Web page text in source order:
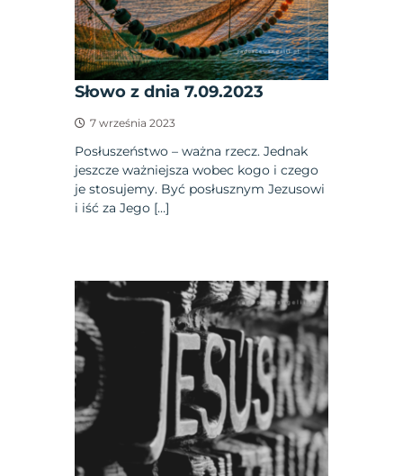
Słowo z dnia 7.09.2023
7 września 2023
Posłuszeństwo – ważna rzecz. Jednak
jeszcze ważniejsza wobec kogo i czego
je stosujemy. Być posłusznym Jezusowi
i iść za Jego […]